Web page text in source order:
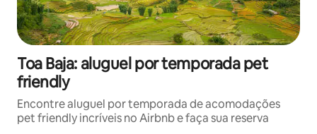
Toa Baja: aluguel por temporada pet
friendly
Encontre aluguel por temporada de acomodações
pet friendly incríveis no Airbnb e faça sua reserva